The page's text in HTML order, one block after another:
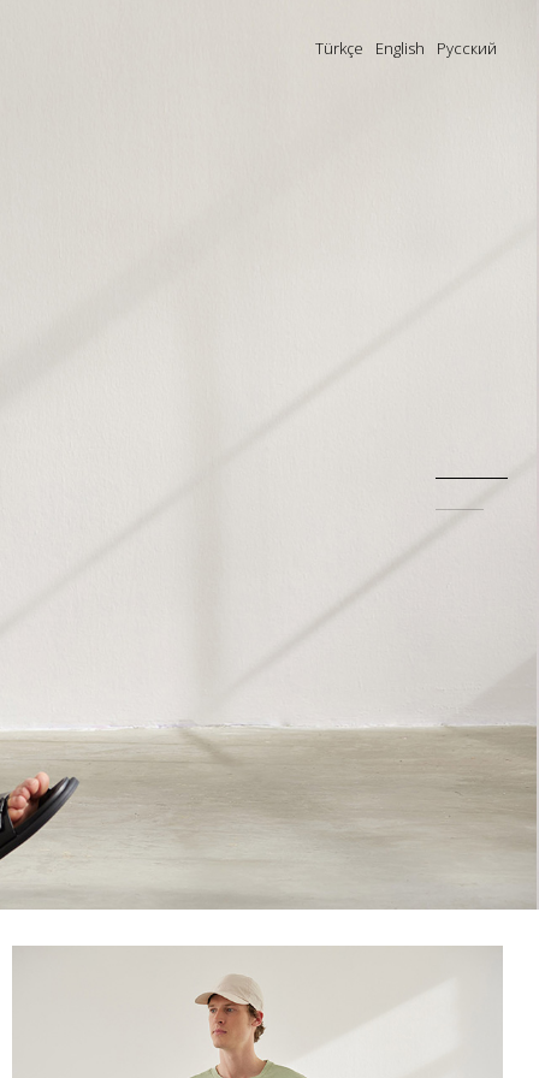
Türkçe English Русский